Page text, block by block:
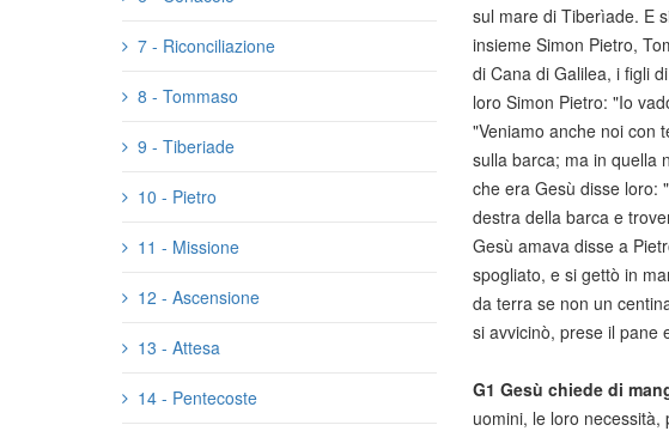
7 - Riconciliazione
8 - Tommaso
9 - Tiberiade
10 - Pietro
11 - Missione
12 - Ascensione
13 - Attesa
14 - Pentecoste
sul mare di Tiberìade. E
insieme Simon Pietro,
di Cana di Galilea, i figli
loro Simon Pietro: "Io
"Veniamo anche noi con
sulla barca; ma in quella
che era Gesù disse loro:
destra della barca e
Gesù amava disse a
spogliato, e si gettò in
da terra se non un
si avvicinò, prese il pane
G1 Gesù chiede di
uomini, le loro